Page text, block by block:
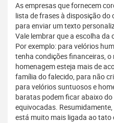
As empresas que fornecem
lista de frases à disposição do
para enviar um texto
Vale lembrar que a escolha
Por exemplo: para velórios
tenha condições financeiras, o
homenagem esteja mais de
família do falecido, para não
para velórios suntuosos e
baratas podem ficar abaixo
equivocadas.
está muito mais ligada ao tato